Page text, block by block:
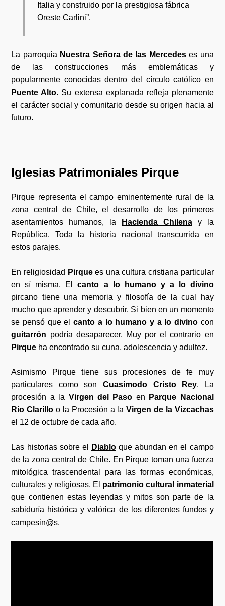
Italia y construido por la prestigiosa fábrica
Oreste Carlini”.
La parroquia Nuestra Señora de las Mercedeses una
de las construcciones más emblemáticas y
popularmente conocidas dentro del círculo católico en
Puente Alto. Su extensa explanada refleja plenamente
el carácter social y comunitario desde su origen hacia al
futuro.
Iglesias Patrimoniales Pirque
Pirque representa el campo eminentemente rural de la
zona central de Chile, el desarrollo de los primeros
asentamientos humanos, la
Hacienda Chilenay la
República. Toda la historia nacional transcurrida en
estos parajes.
En religiosidad Pirquees una cultura cristiana particular
en sí misma. Elcanto a lo humano y a lo divino
pircano tiene una memoria y filosofía de la cual hay
mucho que aprender y descubrir. Si bien en un momento
se pensó que elcanto a lo humano y a lo divinocon
guitarrón podría desaparecer. Muy por el contrario en
Pirque ha encontrado su cuna, adolescencia y adultez.
Asimismo Pirque tiene sus procesiones de fe muy
particulares como son Cuasimodo Cristo Rey. La
procesión a la Virgen del Paso en
Parque Nacional
Río Clarillo o la Procesión a laVirgen de la Vizcachas
el 12 de octubre de cada año.
Las historias sobre el Diabloque abundan en el campo
de la zona central de Chile. En Pirque toman una fuerza
mitológica trascendental para las formas económicas,
culturales y religiosas. El patrimonio cultural inmaterial
que contienen estas leyendas y mitos son parte de la
sabiduría histórica y valórica de los diferentes fundos y
campesin@s.